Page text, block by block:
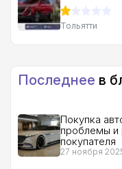
Тольятти
Последнее в
Покупка
проблемы и
покупателя
27 ноября